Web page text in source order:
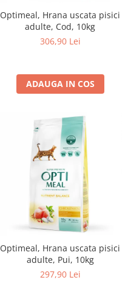
Optimeal, Hrana uscata pisici
adulte, Cod, 10kg
306,90 Lei
ADAUGA IN COS
Optimeal, Hrana uscata pisici
adulte, Pui, 10kg
297,90 Lei